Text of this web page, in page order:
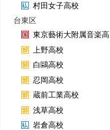
村田女子高校
台東区
東京藝術大附属音楽高
上野高校
白鷗高校
忍岡高校
蔵前工業高校
浅草高校
岩倉高校